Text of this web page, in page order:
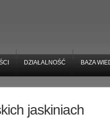
DZIAŁALNOŚĆ BAZA
jaskiniach